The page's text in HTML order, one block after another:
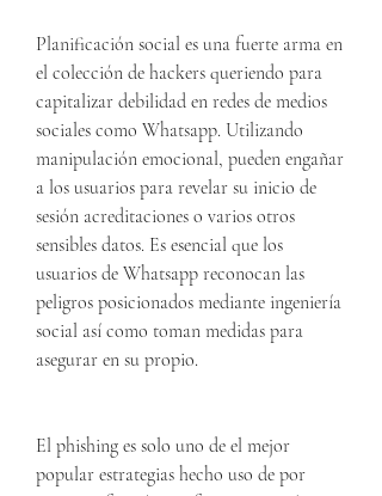
Planificación social es una fuerte arma en
el colección de hackers queriendo para
capitalizar debilidad en redes de medios
sociales como Whatsapp. Utilizando
manipulación emocional, pueden engañar
a los usuarios para revelar su inicio de
sesión acreditaciones o varios otros
sensibles datos. Es esencial que los
usuarios de Whatsapp reconocan las
peligros posicionados mediante ingeniería
social así como toman medidas para
asegurar en su propio.
El phishing es solo uno de el mejor
popular estrategias hecho uso de por